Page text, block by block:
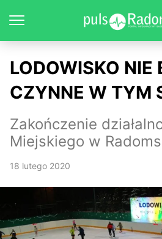
LODOWISKO NIE
CZYNNE W TYM
Zakończenie
Miejskiego w
18 lutego 2020